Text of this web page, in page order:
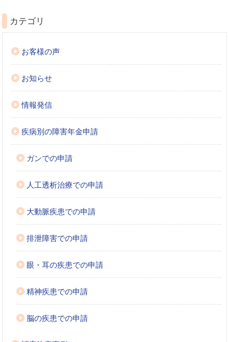
カテゴリ
お客様の声
お知らせ
情報発信
疾病別の障害年金申請
ガンでの申請
人工透析治療での申請
大動脈疾患での申請
排泄障害での申請
眼・耳の疾患での申請
精神疾患での申請
脳の疾患での申請